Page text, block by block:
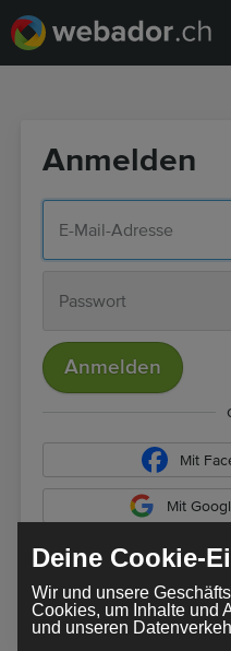
Anmelden
Anmelden
Mit
Mit
Durch die Nutzung
Deine Cookie-
Wir und unsere
Cookies, um Inhalte und
und unseren